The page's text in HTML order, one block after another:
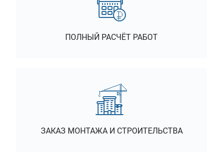
ПОЛНЫЙ РАСЧЁТ РАБОТ
ЗАКАЗ МОНТАЖА И СТРОИТЕЛЬСТВА